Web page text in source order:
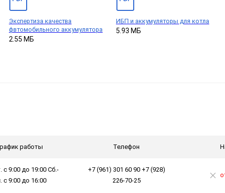
Экспертиза качества
фвтомобильного аккумулятора
2.55 МБ
ИБП и аккумуляторы для котла
5.93 МБ
работы Телефон
с 9:00 до 19:00 Сб.-
с 9:00 до 16:00
+7 (961) 301 60 90 +7 (928)
226-70-25